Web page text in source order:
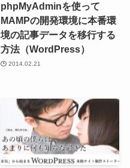
phpMyAdminを使って
MAMPの開発環境に本番環
境の記事データを移行する
方法（WordPress）
2014.02.21